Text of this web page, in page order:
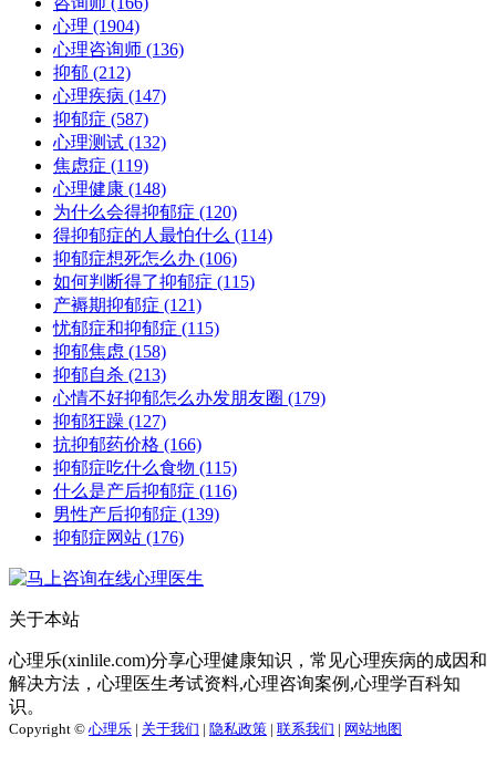
心理 (1904)
心理咨询师 (136)
抑郁 (212)
心理疾病 (147)
抑郁症 (587)
心理测试 (132)
焦虑症 (119)
心理健康 (148)
为什么会得抑郁症 (120)
得抑郁症的人最怕什么 (114)
抑郁症想死怎么办 (106)
如何判断得了抑郁症 (115)
产褥期抑郁症 (121)
忧郁症和抑郁症 (115)
抑郁焦虑 (158)
抑郁自杀 (213)
心情不好抑郁怎么办发朋友圈 (179)
抑郁狂躁 (127)
抗抑郁药价格 (166)
抑郁症吃什么食物 (115)
什么是产后抑郁症 (116)
男性产后抑郁症 (139)
抑郁症网站 (176)
关于本站
心理乐(xinlile.com)分享心理健康知识，常见心理疾病的成因和
解决方法，心理医生考试资料,心理咨询案例,心理学百科知
识。
Copyright © 心理乐 | 关于我们 | 隐私政策 | 联系我们 | 网站地图